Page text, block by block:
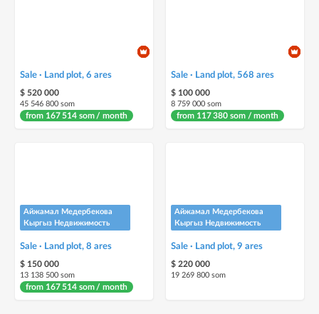
Sale · Land plot, 6 ares
$ 520 000
45 546 800 som
from 167 514 som / month
Sale · Land plot, 568 ares
$ 100 000
8 759 000 som
from 117 380 som / month
Айжамал Медербекова
Кыргыз Недвижимость
Sale · Land plot, 8 ares
$ 150 000
13 138 500 som
from 167 514 som / month
Айжамал Медербекова
Кыргыз Недвижимость
Sale · Land plot, 9 ares
$ 220 000
19 269 800 som